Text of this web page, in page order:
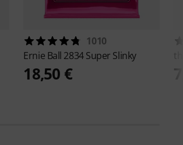
1010
Ernie Ball 2834 Super Slinky
18,50 €